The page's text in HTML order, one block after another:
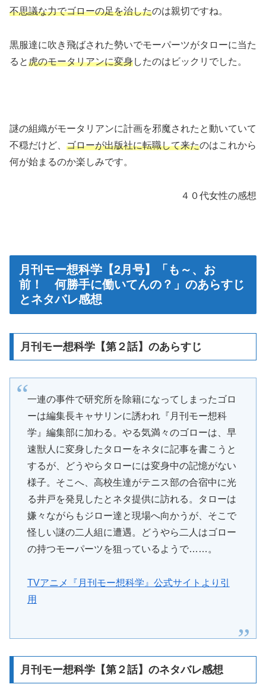
不思議な力でゴローの足を治したのは親切ですね。
黒服達に吹き飛ばされた勢いでモーパーツがタローに当た
ると虎のモータリアンに変身したのはビックリでした。
謎の組織がモータリアンに計画を邪魔されたと動いていて
不穏だけど、 ゴローが出版社に転職して来たのはこれから
何が始まるのか楽しみです。
４０代女性の感想
月刊モー想科学【2月号】「も～、お
前！ 何勝手に働いてんの？」のあらすじ
とネタバレ感想
月刊モー想科学【第２話】のあらすじ
一連の事件で研究所を除籍になってしまったゴロ
ーは編集長キャサリンに誘われ『月刊モー想科
学』編集部に加わる。やる気満々のゴローは、早
速獣人に変身したタローをネタに記事を書こうと
するが、どうやらタローには変身中の記憶がない
様子。そこへ、高校生達がテニス部の合宿中に光
る井戸を発見したとネタ提供に訪れる。タローは
嫌々ながらもジロー達と現場へ向かうが、そこで
怪しい謎の二人組に遭遇。どうやら二人はゴロー
の持つモーパーツを狙っているようで……。
TVアニメ『月刊モー想科学』公式サイトより引
用
月刊モー想科学【第２話】のネタバレ感想